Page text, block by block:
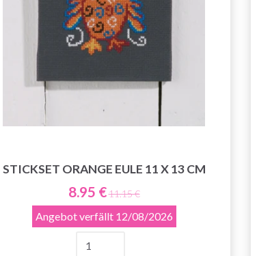
STICKSET ORANGE EULE 11 X 13 CM
8.95 €11.15 €
Angebot verfällt 12/08/2026